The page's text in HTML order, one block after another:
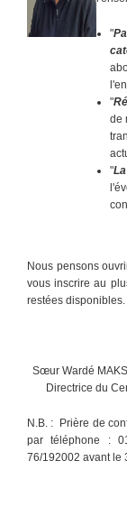
"
"
de
"
Nous pensons
vous inscrire au
restées disponibles.
Sœur Wardé
Directrice du
N.B. : Prière de
par téléphone :
76/192002 avant le